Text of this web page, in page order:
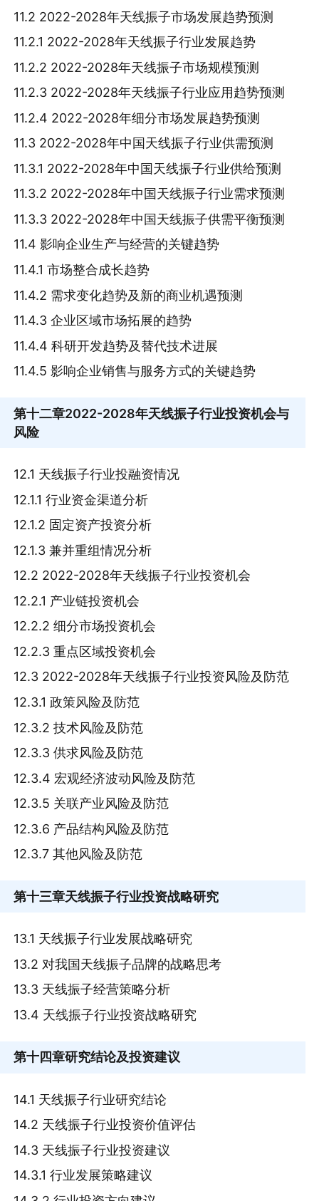
11.2 2022-2028年天线振子市场发展趋势预测
11.2.1 2022-2028年天线振子行业发展趋势
11.2.2 2022-2028年天线振子市场规模预测
11.2.3 2022-2028年天线振子行业应用趋势预测
11.2.4 2022-2028年细分市场发展趋势预测
11.3 2022-2028年中国天线振子行业供需预测
11.3.1 2022-2028年中国天线振子行业供给预测
11.3.2 2022-2028年中国天线振子行业需求预测
11.3.3 2022-2028年中国天线振子供需平衡预测
11.4 影响企业生产与经营的关键趋势
11.4.1 市场整合成长趋势
11.4.2 需求变化趋势及新的商业机遇预测
11.4.3 企业区域市场拓展的趋势
11.4.4 科研开发趋势及替代技术进展
11.4.5 影响企业销售与服务方式的关键趋势
第十二章2022-2028年天线振子行业投资机会与
风险
12.1 天线振子行业投融资情况
12.1.1 行业资金渠道分析
12.1.2 固定资产投资分析
12.1.3 兼并重组情况分析
12.2 2022-2028年天线振子行业投资机会
12.2.1 产业链投资机会
12.2.2 细分市场投资机会
12.2.3 重点区域投资机会
12.3 2022-2028年天线振子行业投资风险及防范
12.3.1 政策风险及防范
12.3.2 技术风险及防范
12.3.3 供求风险及防范
12.3.4 宏观经济波动风险及防范
12.3.5 关联产业风险及防范
12.3.6 产品结构风险及防范
12.3.7 其他风险及防范
第十三章天线振子行业投资战略研究
13.1 天线振子行业发展战略研究
13.2 对我国天线振子品牌的战略思考
13.3 天线振子经营策略分析
13.4 天线振子行业投资战略研究
第十四章研究结论及投资建议
14.1 天线振子行业研究结论
14.2 天线振子行业投资价值评估
14.3 天线振子行业投资建议
14.3.1 行业发展策略建议